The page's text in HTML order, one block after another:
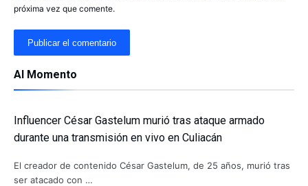
próxima vez que comente.
Al Momento
Influencer César Gastelum murió tras ataque armado
durante una transmisión en vivo en Culiacán
El creador de contenido César Gastelum, de 25 años, murió tras
ser atacado con …